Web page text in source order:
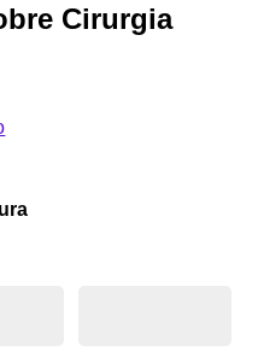
Cirurgia